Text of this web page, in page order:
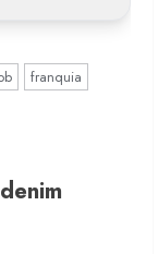
franquia